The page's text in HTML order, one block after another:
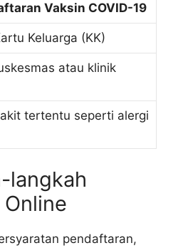
Vaksin COVID-19
Keluarga (KK)
atau klinik
tertentu seperti alergi
langkah
pendaftaran,